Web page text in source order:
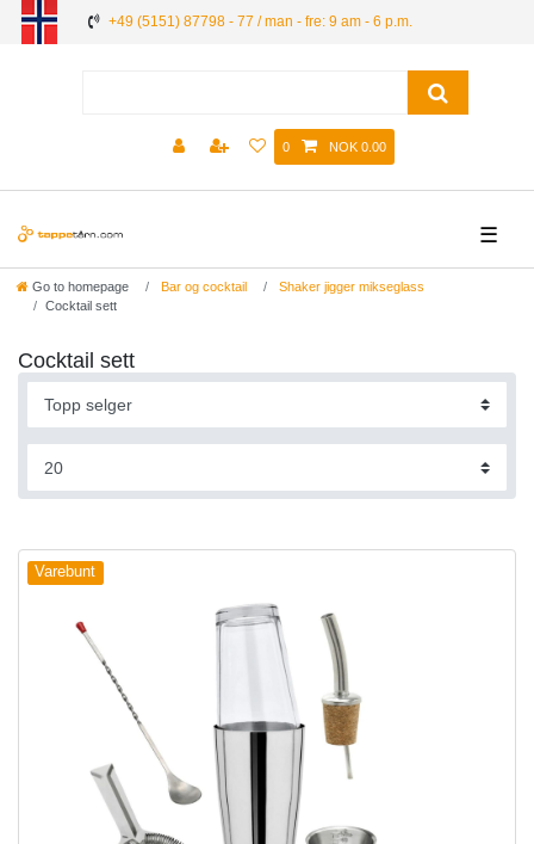
+49 (5151) 87798 - 77 / man - fre: 9 am - 6 p.m.
0 NOK 0.00
☰
Go to homepage Bar og cocktail
Shaker jigger mikseglass
Cocktail sett
Cocktail sett
Varebunt